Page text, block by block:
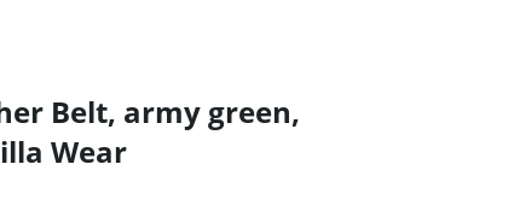
Belt, army green,
Wear